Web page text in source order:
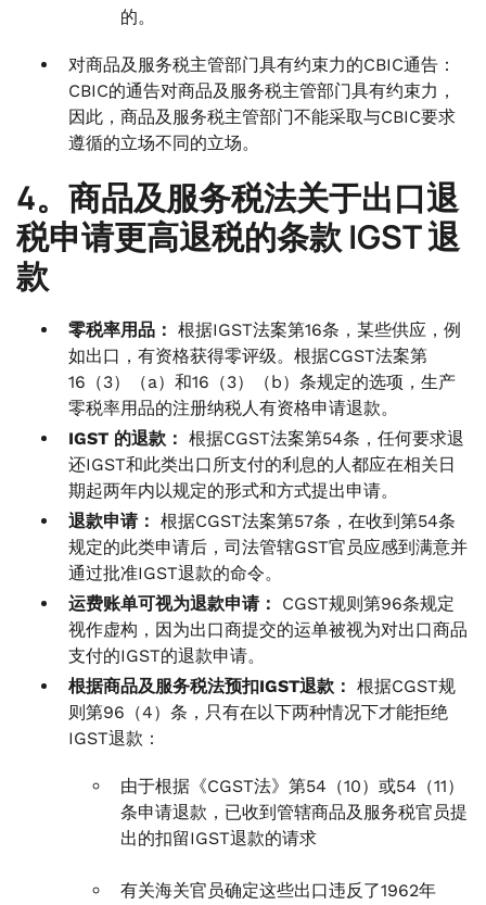
的。
对商品及服务税主管部门具有约束力的CBIC通告：
CBIC的通告对商品及服务税主管部门具有约束力，
因此，商品及服务税主管部门不能采取与CBIC要求
遵循的立场不同的立场。
4。商品及服务税法关于出口退
税申请更高退税的条款 IGST 退
款
零税率用品： 根据IGST法案第16条，某些供应，例
如出口，有资格获得零评级。根据CGST法案第
16（3）（a）和16（3）（b）条规定的选项，生产
零税率用品的注册纳税人有资格申请退款。
IGST 的退款： 根据CGST法案第54条，任何要求退
还IGST和此类出口所支付的利息的人都应在相关日
期起两年内以规定的形式和方式提出申请。
退款申请： 根据CGST法案第57条，在收到第54条
规定的此类申请后，司法管辖GST官员应感到满意并
通过批准IGST退款的命令。
运费账单可视为退款申请： CGST规则第96条规定
视作虚构，因为出口商提交的运单被视为对出口商品
支付的IGST的退款申请。
根据商品及服务税法预扣IGST退款： 根据CGST规
则第96（4）条，只有在以下两种情况下才能拒绝
IGST退款：
由于根据《CGST法》第54（10）或54（11）
条申请退款，已收到管辖商品及服务税官员提
出的扣留IGST退款的请求
有关海关官员确定这些出口违反了1962年